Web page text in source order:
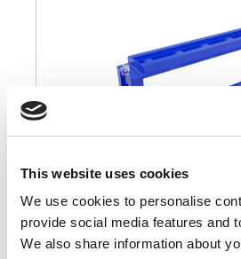
This website uses cookies
We use cookies to personalise
provide social media features and
We also share information about
Betongblokkform
€1.050,00 €